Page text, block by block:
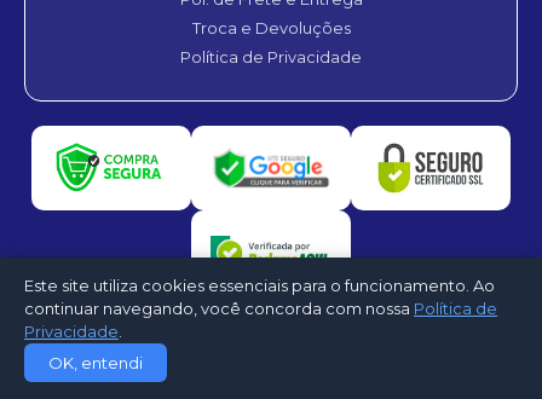
Troca e Devoluções
Política de Privacidade
©2026 - A2R Climatização e Engenharia. Todos os direitos reservados -
Desenvolvido por
Este site utiliza cookies essenciais para o funcionamento. Ao
continuar navegando, você concorda com nossa Política de
Privacidade
OK, entendi